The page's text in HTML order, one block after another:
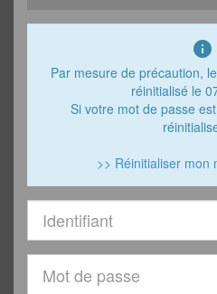
info
Par mesure de précaution,
réinitialisé le
Si votre mot de passe
>> Réinitialiser mon